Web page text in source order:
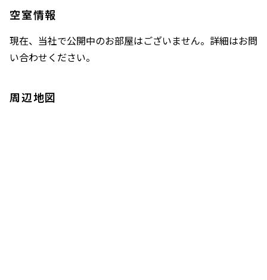
空室情報
現在、当社で公開中のお部屋はございません。詳細はお問
い合わせください。
周辺地図